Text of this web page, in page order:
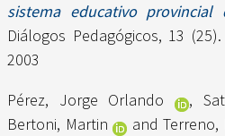
sistema educativo
Diálogos Pedagógicos, 13
2003
Pérez, Jorge Orlando
,
Bertoni, Martin
and Terreno,